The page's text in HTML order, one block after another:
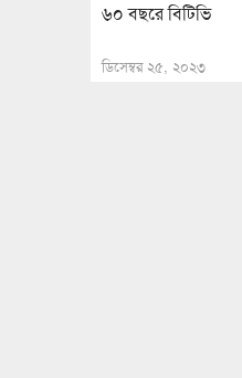
৬০ বছরে বিটিভি
ডিসেম্বর ২৫, ২০২৩